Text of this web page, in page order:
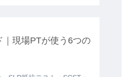
現場PTが使う6つの